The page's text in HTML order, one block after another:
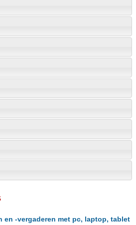
en -vergaderen met pc, laptop, tablet